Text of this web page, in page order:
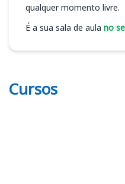
qualquer momento livre.
É a sua sala de aula no
Cursos